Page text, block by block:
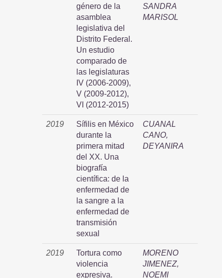
género de la
asamblea
legislativa del
Distrito Federal.
Un estudio
comparado de
las legislaturas
IV (2006-2009),
V (2009-2012),
VI (2012-2015)
SANDRA
MARISOL
2019
Sífilis en México
durante la
primera mitad
del XX. Una
biografía
científica: de la
enfermedad de
la sangre a la
enfermedad de
transmisión
sexual
CUANAL
CANO,
DEYANIRA
2019
Tortura como
violencia
expresiva.
MORENO
JIMENEZ,
NOEMI